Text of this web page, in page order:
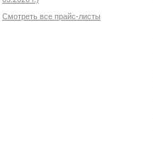
Смотреть все прайс-листы